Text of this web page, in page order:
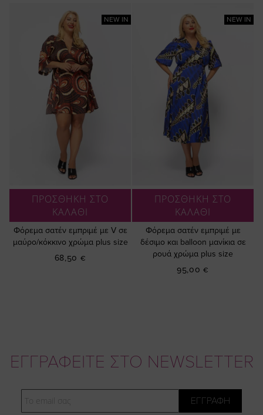
NEW IN
ΠΡΟΣΘΗΚΗ ΣΤΟ
ΚΑΛΑΘΙ
Φόρεμα σατέν εμπριμέ με V σε
μαύρο/κόκκινο χρώμα plus size
68,50 €
NEW IN
ΠΡΟΣΘΗΚΗ ΣΤΟ
ΚΑΛΑΘΙ
Φόρεμα σατέν εμπριμέ με
δέσιμο και balloon μανίκια σε
ρουά χρώμα plus size
95,00 €
ΕΓΓΡΑΦΕΙΤΕ ΣΤΟ NEWSLETTER
ΕΓΓΡΑΦΗ